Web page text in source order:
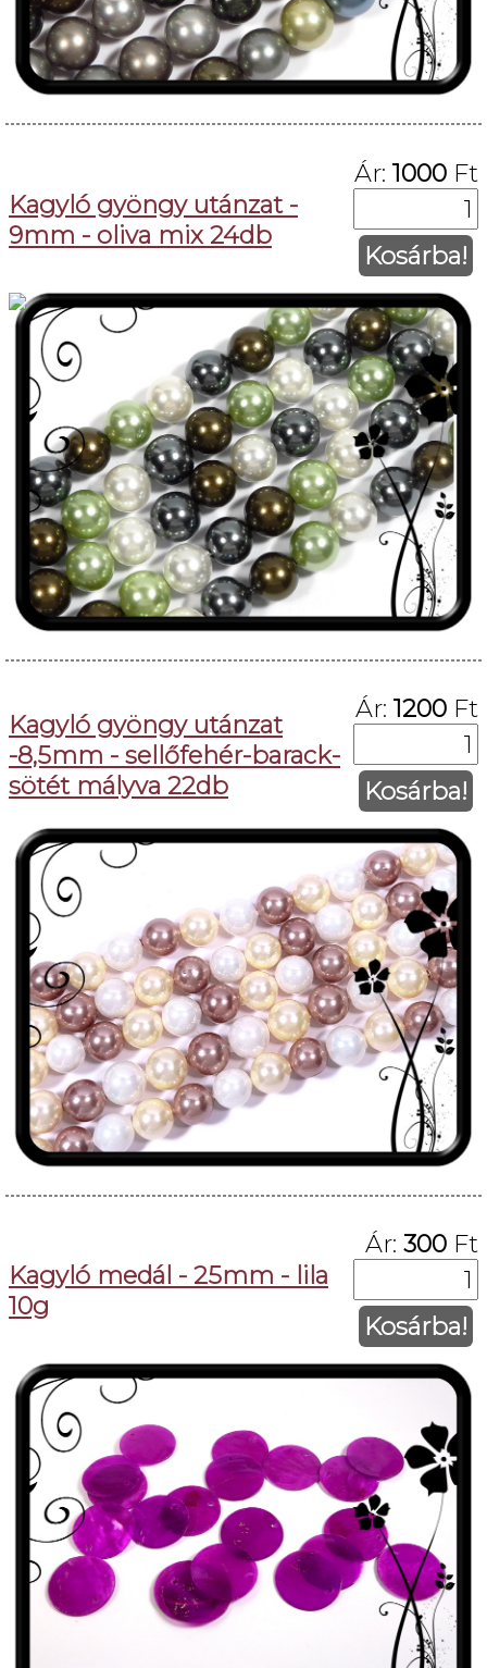
Kagyló gyöngy utánzat -
9mm - oliva mix 24db
Ár: 1000 Ft
Kosárba!
Kagyló gyöngy utánzat
-8,5mm - sellőfehér-barack-
sötét mályva 22db
Ár: 1200 Ft
Kosárba!
Kagyló medál - 25mm - lila
10g
Ár: 300 Ft
Kosárba!